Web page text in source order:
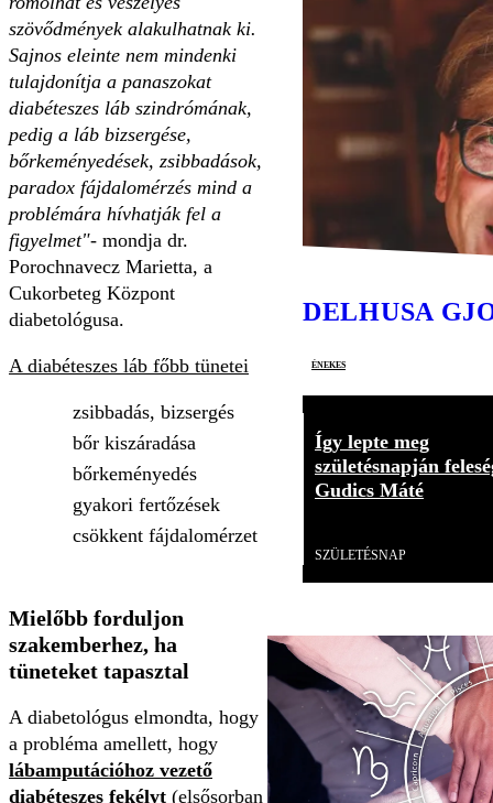
szövődmények alakulhatnak ki.
Sajnos eleinte nem mindenki
tulajdonítja a panaszokat
diabéteszes láb szindrómának,
pedig a láb bizsergése,
bőrkeményedések, zsibbadások,
paradox fájdalomérzés mind a
problémára hívhatják fel a
figyelmet"- mondja dr.
Porochnavecz Marietta, a
Cukorbeteg Központ
diabetológusa.
A diabéteszes láb főbb tünetei
zsibbadás, bizsergés
bőr kiszáradása
bőrkeményedés
gyakori fertőzések
csökkent fájdalomérzet
Mielőbb forduljon
szakemberhez, ha
tüneteket tapasztal
A diabetológus elmondta, hogy
a probléma amellett, hogy
lábamputációhoz vezető
diabéteszes fekélyt (elsősorban
DELHUSA
énekes
Így lepte meg
születésnapján
Gudics Máté
SZÜLETÉSNAP